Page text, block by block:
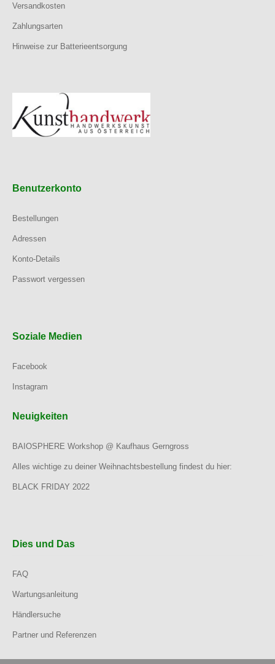
Versandkosten
Zahlungsarten
Hinweise zur Batterieentsorgung
Benutzerkonto
Bestellungen
Adressen
Konto-Details
Passwort vergessen
Soziale Medien
Facebook
Instagram
Neuigkeiten
BAIOSPHERE Workshop @ Kaufhaus Gerngross
Alles wichtige zu deiner Weihnachtsbestellung findest du hier:
BLACK FRIDAY 2022
Dies und Das
FAQ
Wartungsanleitung
Händlersuche
Partner und Referenzen